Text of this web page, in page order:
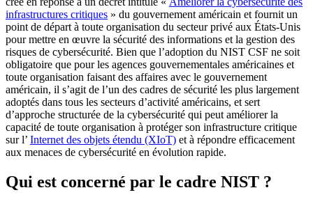
infrastructures critiques » du gouvernement américain et fournit un
point de départ à toute organisation du secteur privé aux États-Unis
pour mettre en œuvre la sécurité des informations et la gestion des
risques de cybersécurité. Bien que l’adoption du NIST CSF ne soit
obligatoire que pour les agences gouvernementales américaines et
toute organisation faisant des affaires avec le gouvernement
américain, il s’agit de l’un des cadres de sécurité les plus largement
adoptés dans tous les secteurs d’activité américains, et sert
d’approche structurée de la cybersécurité qui peut améliorer la
capacité de toute organisation à protéger son infrastructure critique
sur l’ Internet des objets étendu (XIoT) et à répondre efficacement
aux menaces de cybersécurité en évolution rapide.
Qui est concerné par le cadre NIST ?